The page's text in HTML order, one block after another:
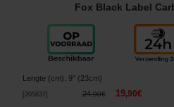
Fox Black Label
Lengte (cm): 9" (23cm)
205837] 24,90€ 19,90€